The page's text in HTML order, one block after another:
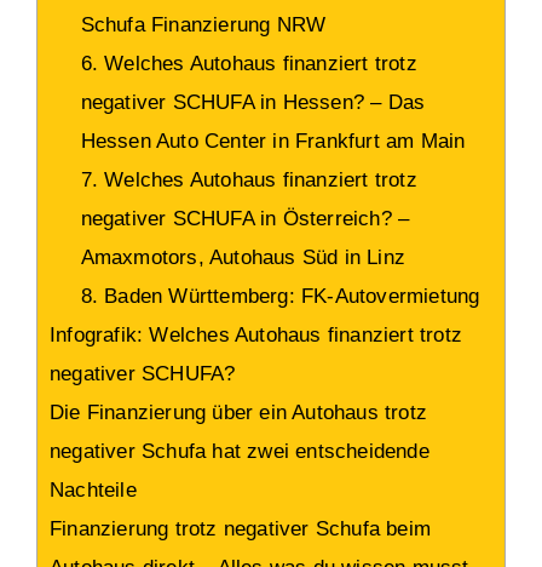
Schufa Finanzierung NRW
6. Welches Autohaus finanziert trotz
negativer SCHUFA in Hessen? – Das
Hessen Auto Center in Frankfurt am Main
7. Welches Autohaus finanziert trotz
negativer SCHUFA in Österreich? –
Amaxmotors, Autohaus Süd in Linz
8. Baden Württemberg: FK-Autovermietung
Infografik: Welches Autohaus finanziert trotz
negativer SCHUFA?
Die Finanzierung über ein Autohaus trotz
negativer Schufa hat zwei entscheidende
Nachteile
Finanzierung trotz negativer Schufa beim